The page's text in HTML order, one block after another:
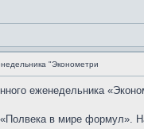
"Эконометри
еженедельника
в мире формул».